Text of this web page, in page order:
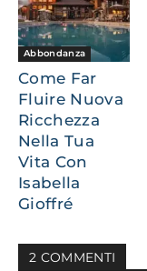
Abbondanza
Come Far
Fluire Nuova
Ricchezza
Nella Tua
Vita Con
Isabella
Gioffré
2 COMMENTI